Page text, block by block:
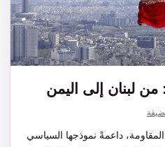
من لبنان إلى اليمن
داعمةً نموذجها السياسي